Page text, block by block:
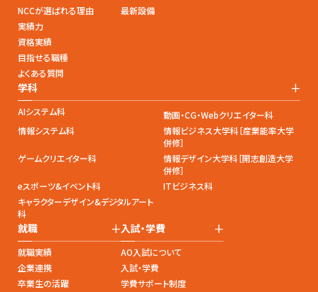
NCCが選ばれる理由
実績力
資格実績
目指せる職種
よくある質問
最新設備
学科 +
AIシステム科
動画・CG・Webクリエイター科
情報システム科
情報ビジネス大学科［産業能率大学
併修］
ゲームクリエイター科
情報デザイン大学科［開志創造大学
併修］
eスポーツ&イベント科
ITビジネス科
キャラクターデザイン&デジタルアート
科
就職 +
就職実績
企業連携
卒業生の活躍
入試・学費 +
AO入試について
入試・学費
学費サポート制度